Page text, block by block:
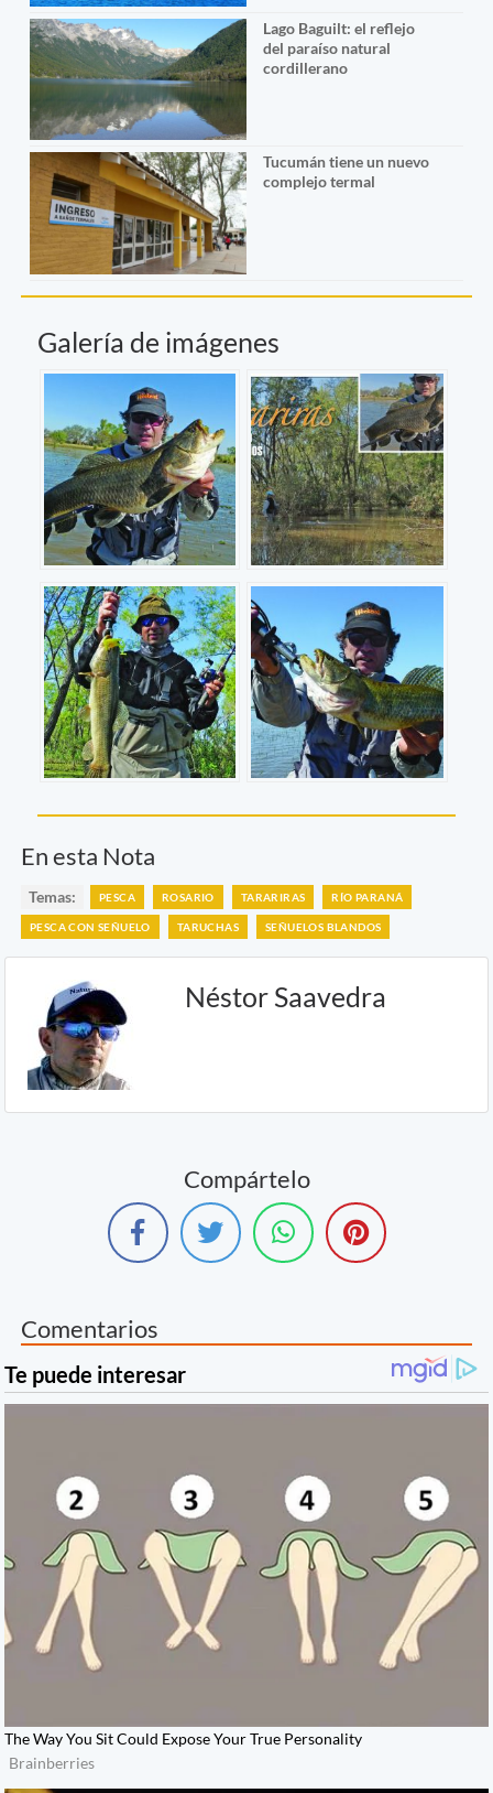
Lago Baguilt: el reflejo
del paraíso natural
cordillerano
Tucumán tiene un nuevo
complejo termal
Galería de imágenes
En esta Nota
Temas: PESCA ROSARIO TARARIRAS RÍO PARANÁ
PESCA CON SEÑUELO TARUCHAS SEÑUELOS BLANDOS
Néstor Saavedra
Compártelo
Comentarios